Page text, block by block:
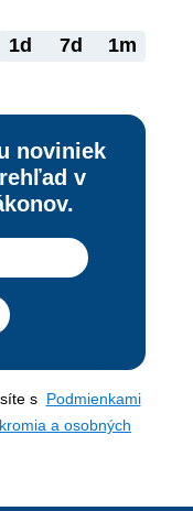
1d 7d 1m
noviniek
v
s Podmienkami
a osobných